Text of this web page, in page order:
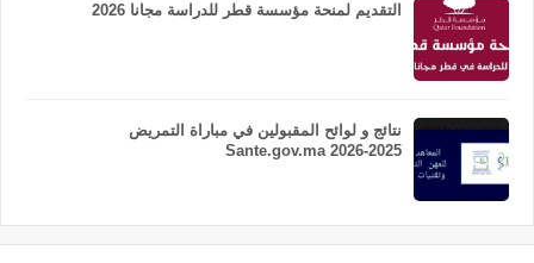
التقديم لمنحة مؤسسة قطر للدراسة مجانا 2026
نتائج و لوائح المقبولين في مباراة التمريض
Sante.gov.ma 2026-2025